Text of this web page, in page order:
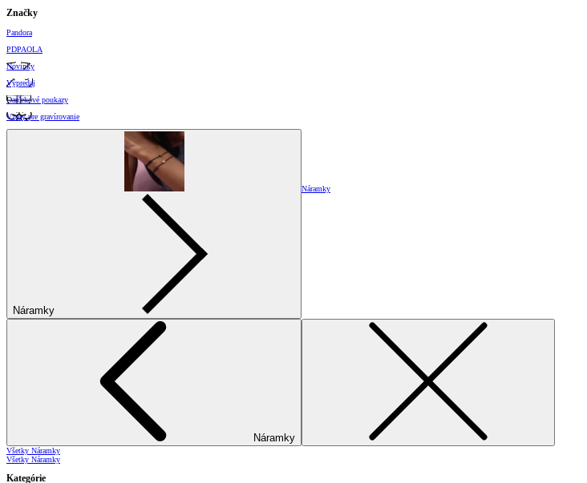
Značky
Pandora
PDPAOLA
Novinky
Výpredaj
Darčekové poukazy
Vzory pre gravírovanie
Náramky
Náramky
Náramky
Všetky Náramky
Všetky Náramky
Kategórie